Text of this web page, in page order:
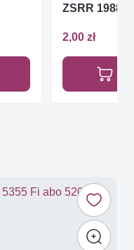
ZSRR 1988
2,00 zł